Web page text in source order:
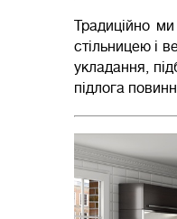
Традиційно
стільницею і
укладання,
підлога